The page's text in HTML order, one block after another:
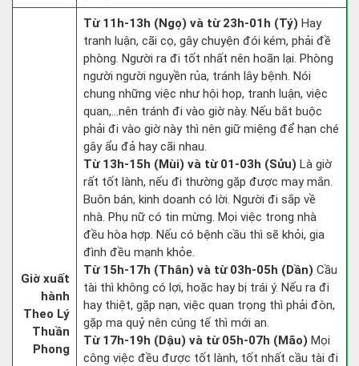
Giờ xuất
hành
Theo Lý
Thuần
Phong
Từ 11h-13h (Ngọ) và từ 23h-01h (Tý) Hay
tranh luận, cãi cọ, gây chuyện đói kém, phải đề
phòng. Người ra đi tốt nhất nên hoãn lại. Phòng
người người nguyền rủa, tránh lây bệnh. Nói
chung những việc như hội họp, tranh luận, việc
quan,…nên tránh đi vào giờ này. Nếu bắt buộc
phải đi vào giờ này thì nên giữ miệng để hạn ché
gây ẩu đả hay cãi nhau.
Từ 13h-15h (Mùi) và từ 01-03h (Sửu) Là giờ
rất tốt lành, nếu đi thường gặp được may mắn.
Buôn bán, kinh doanh có lời. Người đi sắp về
nhà. Phụ nữ có tin mừng. Mọi việc trong nhà
đều hòa hợp. Nếu có bệnh cầu thì sẽ khỏi, gia
đình đều mạnh khỏe.
Từ 15h-17h (Thân) và từ 03h-05h (Dần) Cầu
tài thì không có lợi, hoặc hay bị trái ý. Nếu ra đi
hay thiệt, gặp nạn, việc quan trọng thì phải đòn,
gặp ma quỷ nên cúng tế thì mới an.
Từ 17h-19h (Dậu) và từ 05h-07h (Mão) Mọi
công việc đều được tốt lành, tốt nhất cầu tài đi